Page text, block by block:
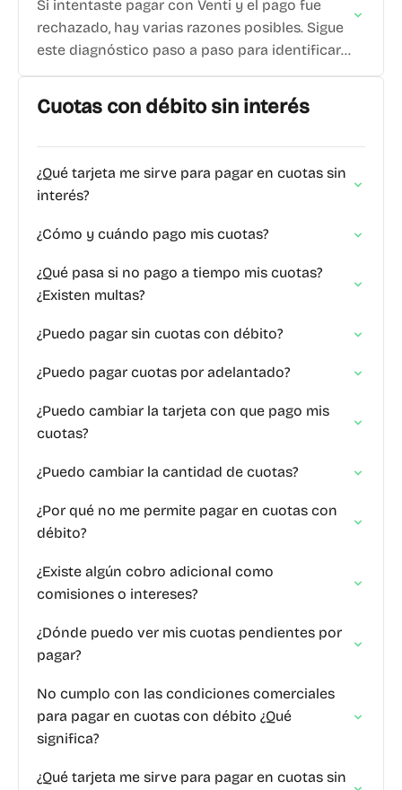
Si intentaste pagar con Venti y el pago fue
rechazado, hay varias razones posibles. Sigue
este diagnóstico paso a paso para identificar
cuál aplica en tu caso.
Cuotas con débito sin interés
¿Qué tarjeta me sirve para pagar en cuotas sin
interés?
¿Cómo y cuándo pago mis cuotas?
¿Qué pasa si no pago a tiempo mis cuotas?
¿Existen multas?
¿Puedo pagar sin cuotas con débito?
¿Puedo pagar cuotas por adelantado?
¿Puedo cambiar la tarjeta con que pago mis
cuotas?
¿Puedo cambiar la cantidad de cuotas?
¿Por qué no me permite pagar en cuotas con
débito?
¿Existe algún cobro adicional como
comisiones o intereses?
¿Dónde puedo ver mis cuotas pendientes por
pagar?
No cumplo con las condiciones comerciales
para pagar en cuotas con débito ¿Qué
significa?
¿Qué tarjeta me sirve para pagar en cuotas sin